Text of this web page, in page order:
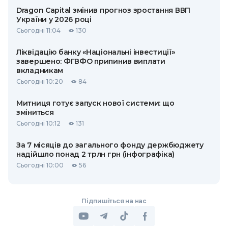
Dragon Capital змінив прогноз зростання ВВП
України у 2026 році
Сьогодні 11:04 130
Ліквідацію банку «Національні інвестиції»
завершено: ФГВФО припинив виплати
вкладникам
Сьогодні 10:20 84
Митниця готує запуск нової системи: що
зміниться
Сьогодні 10:12 131
За 7 місяців до загального фонду держбюджету
надійшло понад 2 трлн грн (інфографіка)
Сьогодні 10:00 56
Підпишіться на нас